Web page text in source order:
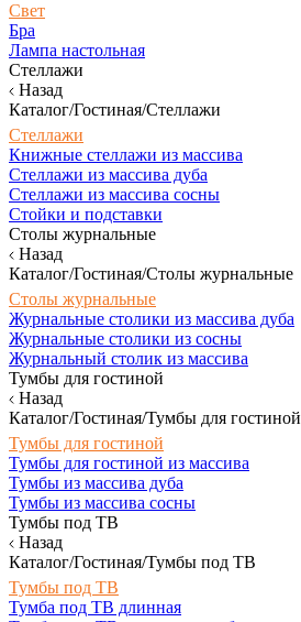
Свет
Бра
Лампа настольная
Стеллажи
Назад
Каталог/Гостиная/Стеллажи
Стеллажи
Книжные стеллажи из массива
Стеллажи из массива дуба
Стеллажи из массива сосны
Стойки и подставки
Столы журнальные
Назад
Каталог/Гостиная/Столы журнальные
Столы журнальные
Журнальные столики из массива дуба
Журнальные столики из сосны
Журнальный столик из массива
Тумбы для гостиной
Назад
Каталог/Гостиная/Тумбы для гостиной
Тумбы для гостиной
Тумбы для гостиной из массива
Тумбы из массива дуба
Тумбы из массива сосны
Тумбы под ТВ
Назад
Каталог/Гостиная/Тумбы под ТВ
Тумбы под ТВ
Тумба под ТВ длинная